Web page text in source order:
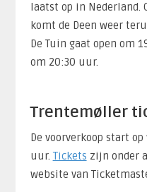
laatst op in Nederland.
komt de Deen weer
De Tuin gaat open om
om 20:30 uur.
Trentemøller
De voorverkoop start
uur.Tickets zijn onder
website van